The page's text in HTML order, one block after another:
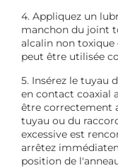
4. Appliquez un
manchon du joint
alcalin non toxique
peut être utilisée
5. Insérez le tuyau
en contact coaxial
être correctement
tuyau ou du
excessive est
arrêtez
position de